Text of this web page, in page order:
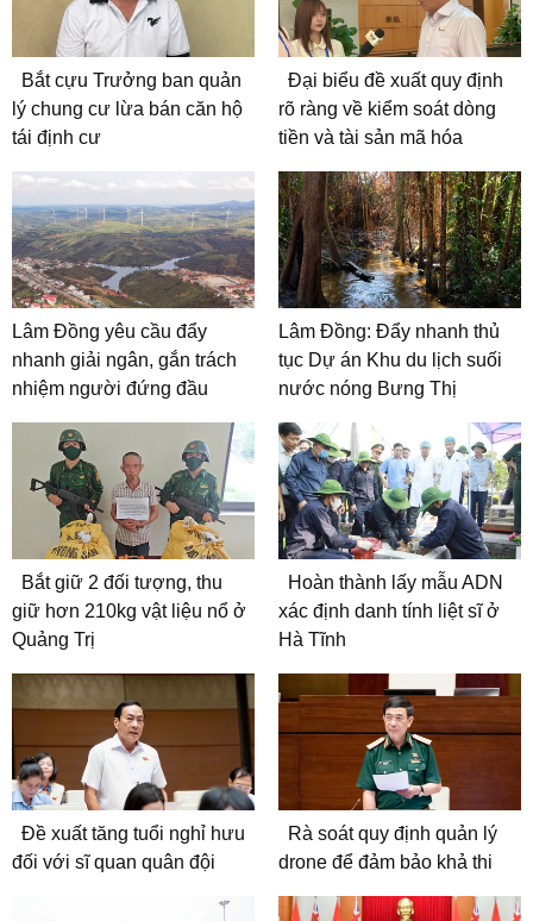
Bắt cựu Trưởng ban quản
lý chung cư lừa bán căn hộ
tái định cư
Đại biểu đề xuất quy định
rõ ràng về kiểm soát dòng
tiền và tài sản mã hóa
Lâm Đồng yêu cầu đẩy
nhanh giải ngân, gắn trách
nhiệm người đứng đầu
Lâm Đồng: Đẩy nhanh thủ
tục Dự án Khu du lịch suối
nước nóng Bưng Thị
Bắt giữ 2 đối tượng, thu
giữ hơn 210kg vật liệu nổ ở
Quảng Trị
Hoàn thành lấy mẫu ADN
xác định danh tính liệt sĩ ở
Hà Tĩnh
Đề xuất tăng tuổi nghỉ hưu
đối với sĩ quan quân đội
Rà soát quy định quản lý
drone để đảm bảo khả thi